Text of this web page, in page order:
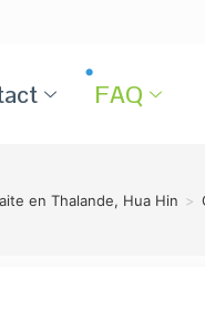
FAQ
en Thalande, Hua Hin >